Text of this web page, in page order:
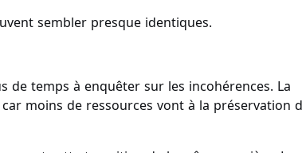
sembler presque identiques.
de temps à enquêter sur les incohérences. La
moins de ressources vont à la préservation